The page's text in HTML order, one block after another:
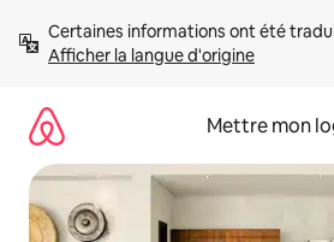
directement
Afficher la langue d'origine
Mettre mon